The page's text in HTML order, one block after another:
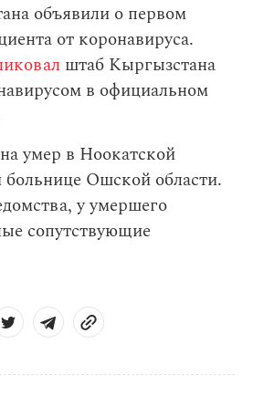
объявили о первом
от коронавируса.
штаб Кыргызстана
в официальном
умер в Ноокатской
больнице Ошской области.
у умершего
сопутствующие